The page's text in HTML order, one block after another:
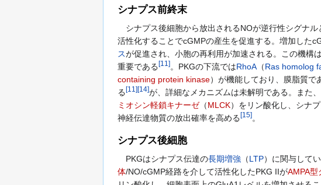
シナプス前終末
シナプス後細胞から放出されるNOが逆行性シグナ
活性化することでcGMPの産生を促進する。増加した
スが促進され、小胞の再利用が加速される。この機構
重要である[11 ]。PKGの下流ではRhoA （Ras homolog
containing protein kinase）が機能しており、膜脂質で
る[11 ][14]が、詳細なメカニズムは未解明である。また
ミオシン軽鎖キナーゼ（MLCK）をリン酸化し、シナ
神経伝達物質の放出確率を高める[15]。
シナプス後細胞
PKGはシナプス伝達の長期増強 （LTP）に関与してい
体/NO/cGMP経路を介して活性化したPKG IIがAMPA型